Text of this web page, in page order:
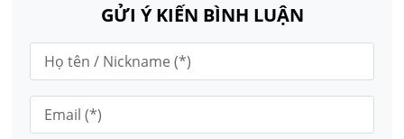
GỬI Ý KIẾN BÌNH LUẬN